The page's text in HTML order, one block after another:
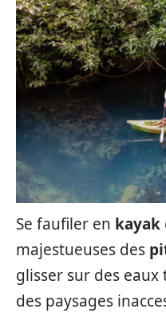
Se faufiler en kayak
majestueuses des
glisser sur des
des paysages